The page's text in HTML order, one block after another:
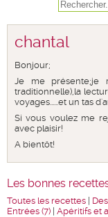
chantal
Bonjour;
Je me présente;je
traditionnelle),la
voyages......et un tas
Si vous voulez me
avec plaisir!
A bientôt!
Les bonnes
Toutes les recettes
Entrées (7) Apéritifs et